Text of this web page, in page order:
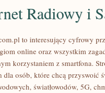
Radiowy i
to interesujący cyfrowy
online oraz wszystkim
korzystaniem z smartfona.
dla osób, które chcą przyswoić
światłowodów, 5G,